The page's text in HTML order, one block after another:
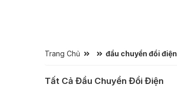
Trang Chủ đầu chuyển đổi điện
Tất Cả Đầu Chuyển Đổi Điện